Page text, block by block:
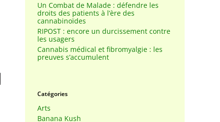
Un Combat de Malade : défendre les
droits des patients à l’ère des
cannabinoïdes
RIPOST : encore un durcissement contre
les usagers
Cannabis médical et fibromyalgie : les
preuves s’accumulent
Catégories
Arts
Banana Kush